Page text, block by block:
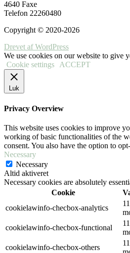
4640 Faxe
Telefon 22260480
Copyright © 2020-2026
Drevet af WordPress
We use cookies on our website to give
Cookie settings
ACCEPT
Luk
Privacy Overview
This website uses cookies to improve
working of basic functionalities of the
consent. You also have the option to
Necessary
Necessary
Altid aktiveret
Necessary cookies are absolutely
Cookie
cookielawinfo-checbox-analytics
11
cookielawinfo-checbox-functional
11
cookielawinfo-checbox-others
11